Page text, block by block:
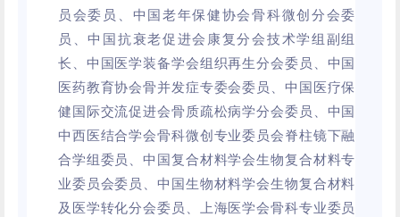
员会委员、中国老年保健协会骨科微创分会委
员、中国抗衰老促进会康复分会技术学组副组
长、中国医学装备学会组织再生分会委员、中国
医药教育协会骨并发症专委会委员、中国医疗保
健国际交流促进会骨质疏松病学分会委员、中国
中西医结合学会骨科微创专业委员会脊柱镜下融
合学组委员、中国复合材料学会生物复合材料专
业委员会委员、中国生物材料学会生物复合材料
及医学转化分会委员、上海医学会骨科专业委员